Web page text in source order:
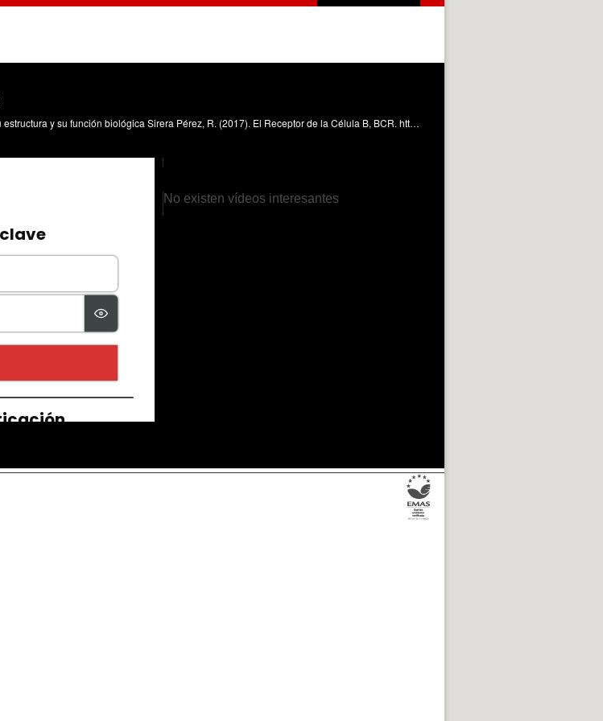
En este objeto de aprendizaje tratamos al receptor de la célula B, su estructura y su función biológica Sirera Pérez, R. (2017). El Receptor de la Célula B, BCR. https://riunet.upv.es/handle/10251/84165 DER
No existen vídeos interesantes